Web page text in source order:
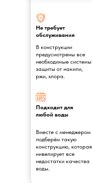
Не требует
обслуживания
В конструкции
предусмотрены все
необходимые системы
защиты от накипи,
ржи, хлора.
Подходит для
любой воды
Вместе с менеджером
подберём такую
конструкцию, которая
нивелирует все
недостатки качества
воды.